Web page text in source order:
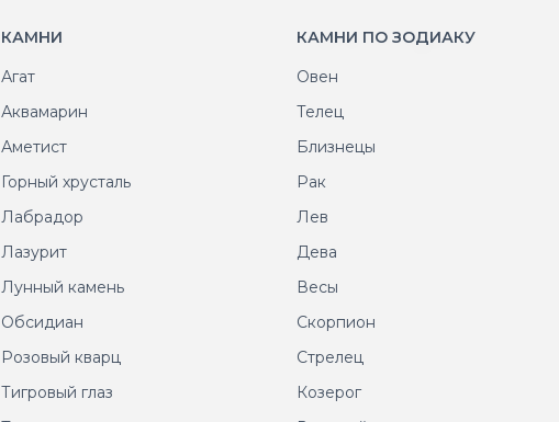
КАМНИ
Агат
Аквамарин
Аметист
Горный хрусталь
Лабрадор
Лазурит
Лунный камень
Обсидиан
Розовый кварц
Тигровый глаз
КАМНИ ПО ЗОДИАКУ
Овен
Телец
Близнецы
Рак
Лев
Дева
Весы
Скорпион
Стрелец
Козерог